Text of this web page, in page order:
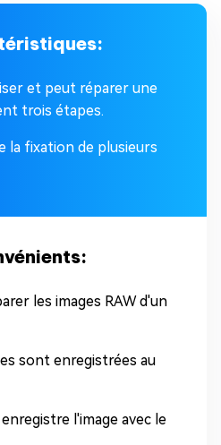
et peut réparer une
trois étapes.
la fixation de plusieurs
les images RAW d'un
sont enregistrées au
l'image avec le